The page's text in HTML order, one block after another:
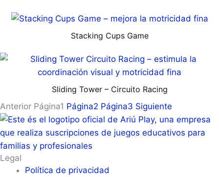
Stacking Cups Game
Sliding Tower – Circuito Racing
Anterior Página1 Página2 Página3 Siguiente
Legal
Política de privacidad